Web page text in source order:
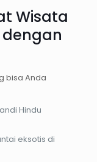
Wisata
bisa Anda
Hindu
eksotis di